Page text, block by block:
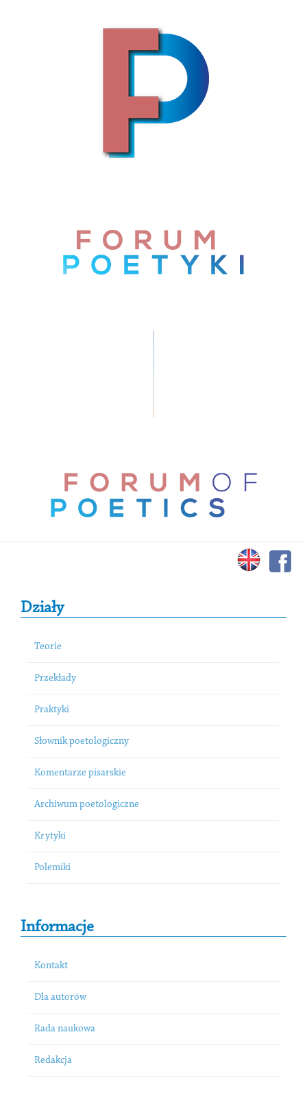
Primary Sidebar
Działy
Teorie
Przekłady
Praktyki
Słownik poetologiczny
Komentarze pisarskie
Archiwum poetologiczne
Krytyki
Polemiki
Informacje
Kontakt
Dla autorów
Rada naukowa
Redakcja